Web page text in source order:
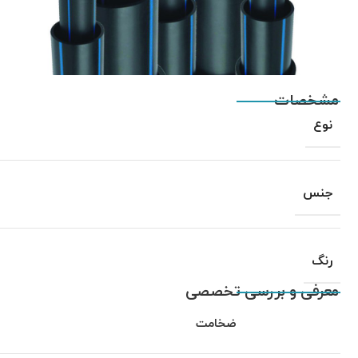
مشخصات
نوع
جنس
رنگ
معرفی و بررسی تخصصی
ضخامت